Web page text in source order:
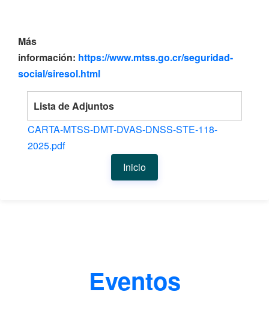
Más
información: https://www.mtss.go.cr/seguridad-
social/siresol.html
Lista de Adjuntos
CARTA-MTSS-DMT-DVAS-DNSS-STE-118-
2025.pdf
Inicio
Eventos